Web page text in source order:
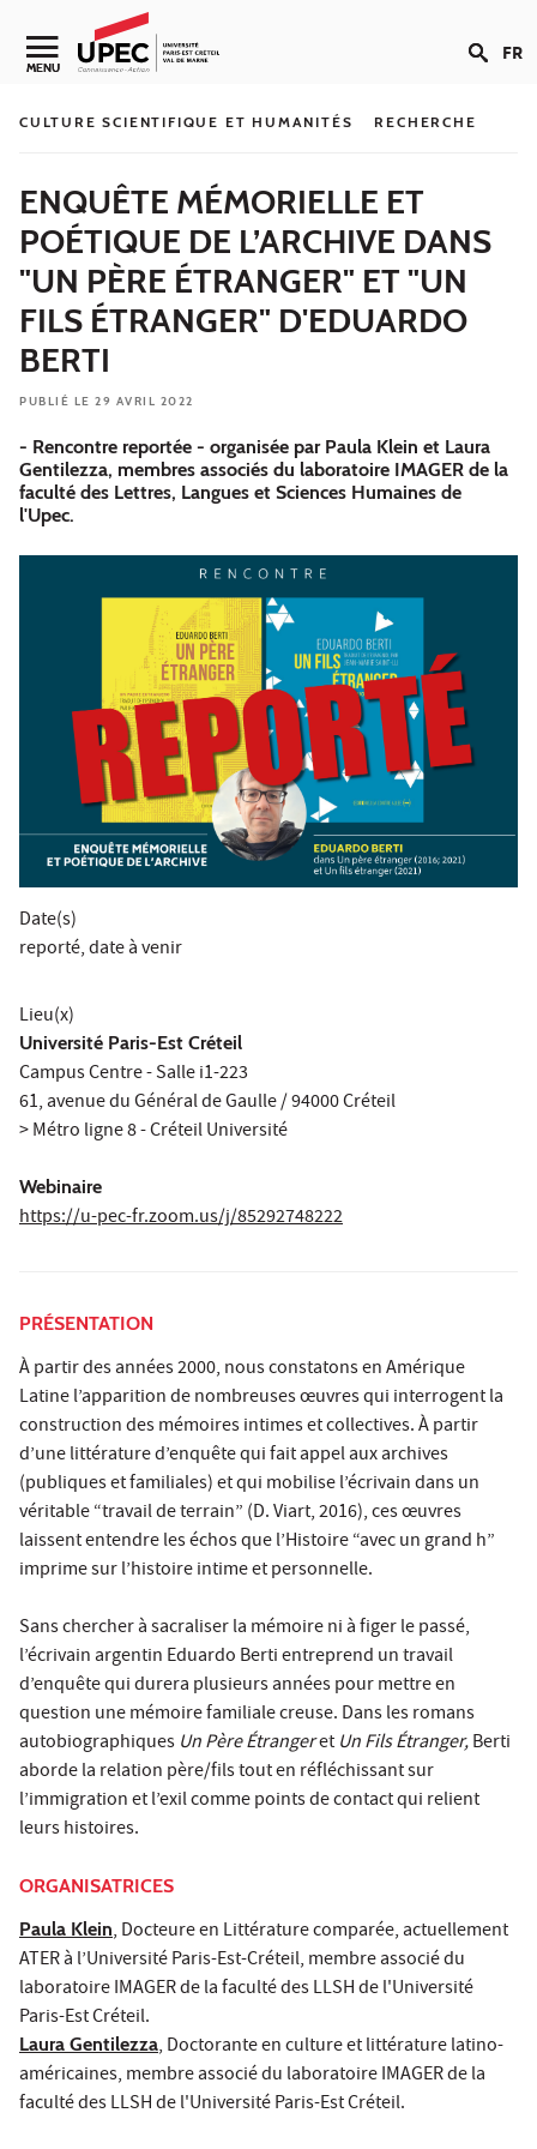
Aller au contenu
Navigation secondaire
MENU FR
CULTURE SCIENTIFIQUE ET HUMANITÉS RECHERCHE
ENQUÊTE MÉMORIELLE ET
POÉTIQUE DE L’ARCHIVE DANS
"UN PÈRE ÉTRANGER" ET "UN
FILS ÉTRANGER" D'EDUARDO
BERTI
PUBLIÉ LE 29 AVRIL 2022
- Rencontre reportée - organisée par Paula Klein et Laura
Gentilezza, membres associés du laboratoire IMAGER de la
faculté des Lettres, Langues et Sciences Humaines de
l'Upec.
Date(s)
reporté, date à venir
Lieu(x)
Université Paris-Est Créteil
Campus Centre - Salle i1-223
61, avenue du Général de Gaulle / 94000 Créteil
> Métro ligne 8 - Créteil Université
Webinaire
https://u-pec-fr.zoom.us/j/85292748222
PRÉSENTATION
À partir des années 2000, nous constatons en Amérique
Latine l’apparition de nombreuses œuvres qui interrogent la
construction des mémoires intimes et collectives. À partir
d’une littérature d’enquête qui fait appel aux archives
(publiques et familiales) et qui mobilise l’écrivain dans un
véritable “travail de terrain” (D. Viart, 2016), ces œuvres
laissent entendre les échos que l’Histoire “avec un grand h”
imprime sur l’histoire intime et personnelle.
Sans chercher à sacraliser la mémoire ni à figer le passé,
l’écrivain argentin Eduardo Berti entreprend un travail
d’enquête qui durera plusieurs années pour mettre en
question une mémoire familiale creuse. Dans les romans
autobiographiques Un Père Étrangeret Un Fils Étranger,Berti
aborde la relation père/fils tout en réfléchissant sur
l’immigration et l’exil comme points de contact qui relient
leurs histoires.
ORGANISATRICES
Paula Klein, Docteure en Littérature comparée, actuellement
ATER à l’Université Paris-Est-Créteil, membre associé du
laboratoire IMAGER de la faculté des LLSH de l'Université
Paris-Est Créteil.
Laura Gentilezza, Doctorante en culture et littérature latino-
américaines, membre associé du laboratoire IMAGER de la
faculté des LLSH de l'Université Paris-Est Créteil.